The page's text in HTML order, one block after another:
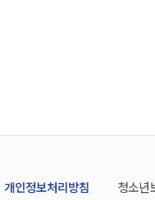
개인정보처리방침 청소년